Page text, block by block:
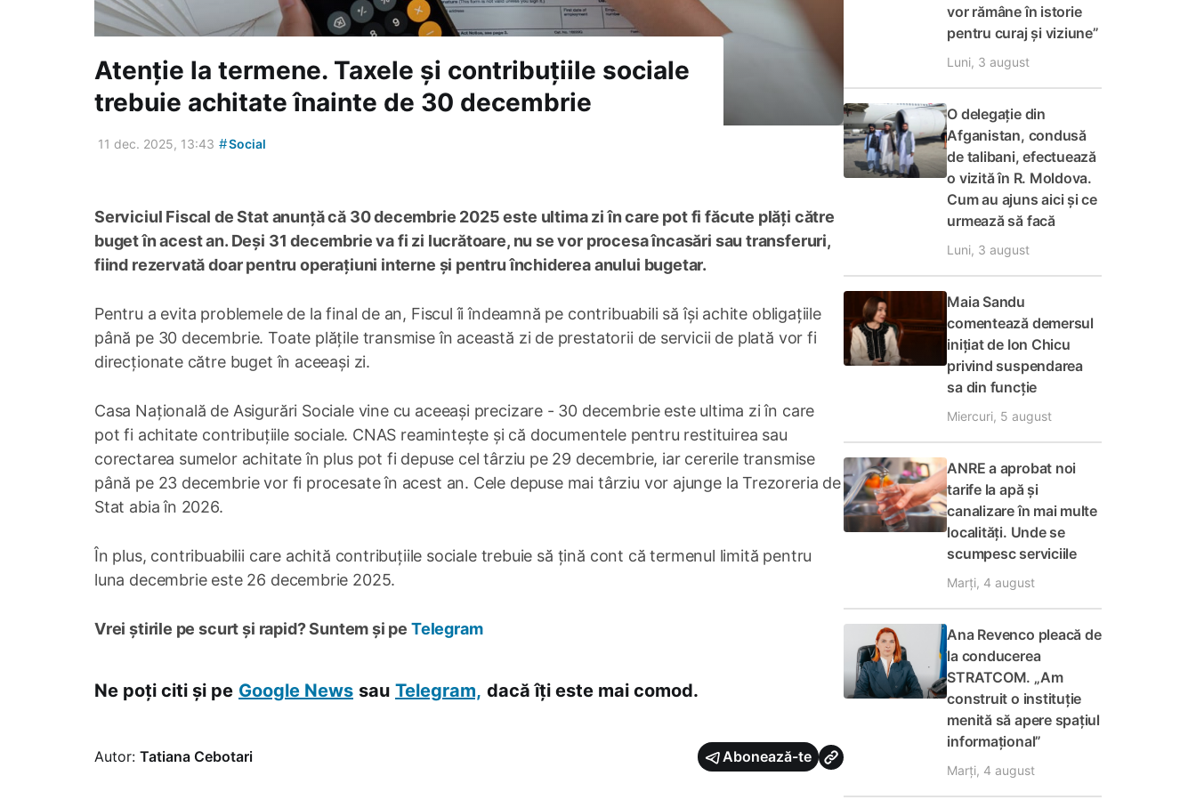
Atenție la termene. Taxele și contribuțiile sociale
trebuie achitate înainte de 30 decembrie
11 dec. 2025, 13:43 #Social
Serviciul Fiscal de Stat anunță că 30 decembrie 2025 este ultima zi în care pot fi făcute plăți către
buget în acest an. Deși 31 decembrie va fi zi lucrătoare, nu se vor procesa încasări sau transferuri,
fiind rezervată doar pentru operațiuni interne și pentru închiderea anului bugetar.
Pentru a evita problemele de la final de an, Fiscul îi îndeamnă pe contribuabili să își achite obligațiile
până pe 30 decembrie. Toate plățile transmise în această zi de prestatorii de servicii de plată vor fi
direcționate către buget în aceeași zi.
Casa Națională de Asigurări Sociale vine cu aceeași precizare - 30 decembrie este ultima zi în care
pot fi achitate contribuțiile sociale. CNAS reamintește și că documentele pentru restituirea sau
corectarea sumelor achitate în plus pot fi depuse cel târziu pe 29 decembrie, iar cererile transmise
până pe 23 decembrie vor fi procesate în acest an. Cele depuse mai târziu vor ajunge la Trezoreria de
Stat abia în 2026.
În plus, contribuabilii care achită contribuțiile sociale trebuie să țină cont că termenul limită pentru
luna decembrie este 26 decembrie 2025.
Vrei știrile pe scurt și rapid? Suntem și pe Telegram
Ne poți citi și pe Google News sau Telegram, dacă îți este mai comod.
Autor: Tatiana Cebotari Abonează-te
vor rămâne în istorie
pentru curaj și viziune”
Luni, 3 august
O delegație din
Afganistan, condusă
de talibani, efectuează
o vizită în R. Moldova.
Cum au ajuns aici și ce
urmează să facă
Luni, 3 august
Maia Sandu
comentează demersul
inițiat de Ion Chicu
privind suspendarea
sa din funcție
Miercuri, 5 august
ANRE a aprobat noi
tarife la apă și
canalizare în mai multe
localități. Unde se
scumpesc serviciile
Marți, 4 august
Ana Revenco pleacă de
la conducerea
STRATCOM. „Am
construit o instituție
menită să apere spațiul
informațional”
Marți, 4 august